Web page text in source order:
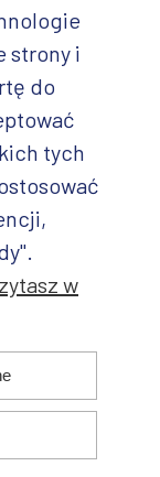
strony i
do
tych
w